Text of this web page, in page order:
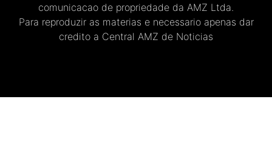
comunicacao de propriedade da AMZ Ltda.
Para reproduzir as materias e necessario apenas dar
credito a Central AMZ de Noticias